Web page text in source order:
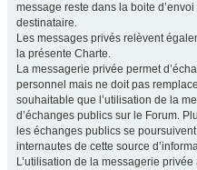
message reste dans la boite d’envoi
destinataire.
Les messages privés relèvent
la présente Charte.
La messagerie privée permet
personnel mais ne doit pas
souhaitable que l’utilisation de la
d’échanges publics sur le Forum.
les échanges publics se
internautes de cette source
L’utilisation de la messagerie